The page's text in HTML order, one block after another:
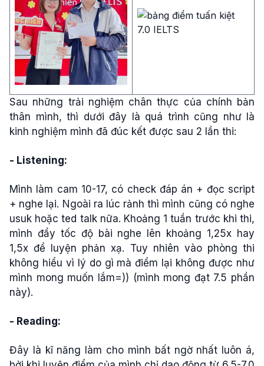
Sau những trải nghiệm chân thực của chính bản
thân mình, thì dưới đây là quá trình cũng như là
kinh nghiệm mình đã đúc kết được sau 2 lần thi:
- Listening:
Mình làm cam 10-17, có check đáp án + đọc script
+ nghe lại. Ngoài ra lúc rảnh thì mình cũng có nghe
usuk hoặc ted talk nữa. Khoảng 1 tuần trước khi thi,
mình đẩy tốc độ bài nghe lên khoảng 1,25x hay
1,5x để luyện phản xạ. Tuy nhiên vào phòng thi
không hiểu vì lý do gì mà điểm lại không được như
mình mong muốn lắm=)) (mình mong đạt 7.5 phần
này).
- Reading:
Đây là kĩ năng làm cho mình bất ngờ nhất luôn á,